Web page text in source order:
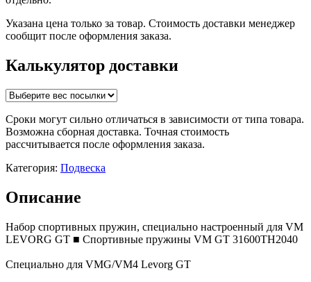
Указана цена только за товар. Стоимость доставки менеджер
сообщит после оформления заказа.
Калькулятор доставки
Сроки могут сильно отличаться в зависимости от типа товара.
Возможна сборная доставка. Точная стоимость
рассчитывается после оформления заказа.
Категория: Подвеска
Описание
Набор спортивных пружин, специально настроенный для VM
LEVORG GT ■ Спортивные пружины VM GT 31600TH2040
Специально для VMG/VM4 Levorg GT